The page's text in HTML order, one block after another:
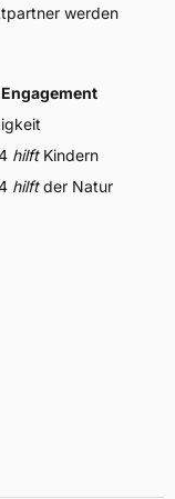
werden
hilftKindern
hilftder Natur